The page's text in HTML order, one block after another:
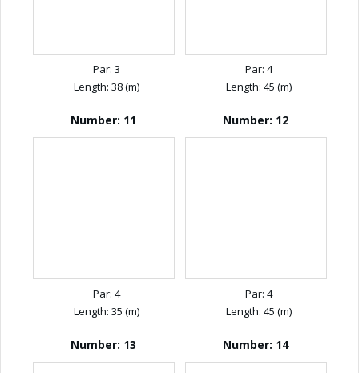
Par: 3
Length: 38 (m)
Par: 4
Length: 45 (m)
Number: 11
Par: 4
Length: 35 (m)
Number: 12
Par: 4
Length: 45 (m)
Number: 13 Number: 14